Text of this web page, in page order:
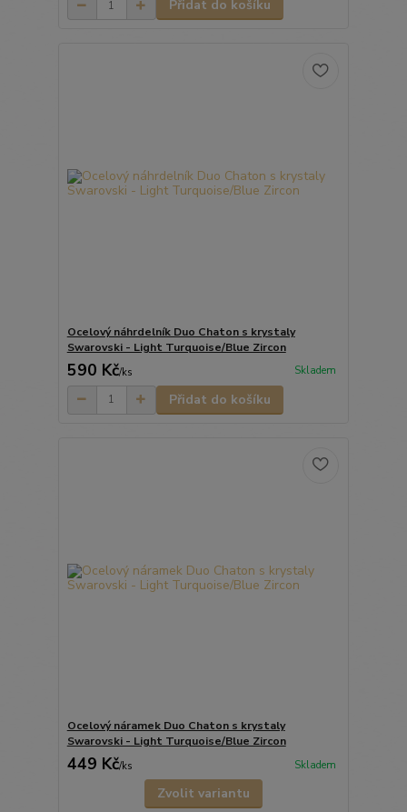
Přidat do košíku
Ocelový náhrdelník Duo Chaton s krystaly
Swarovski - Light Turquoise/Blue Zircon
590 Kč/ks Skladem
Přidat do košíku
Ocelový náramek Duo Chaton s krystaly
Swarovski - Light Turquoise/Blue Zircon
449 Kč/ks Skladem
Zvolit variantu